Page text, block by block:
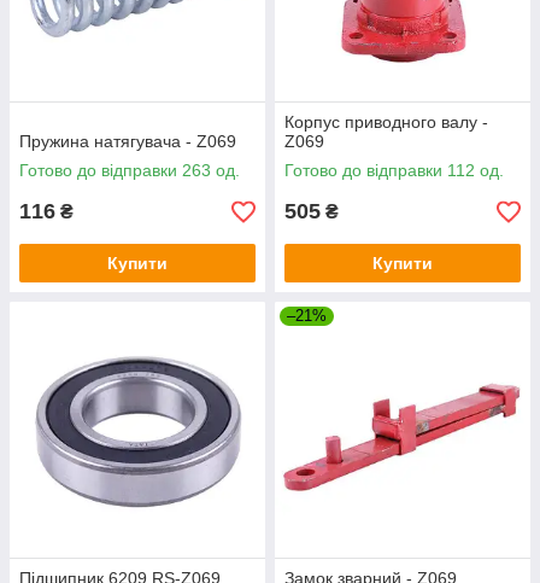
Пружина натягувача - Z069
Готово до відправки 263 од.
116 ₴
Купити
Корпус приводного валу -
Z069
Готово до відправки 112 од.
505 ₴
Купити
Підшипник 6209 RS-Z069
–21%
Замок зварний - Z069